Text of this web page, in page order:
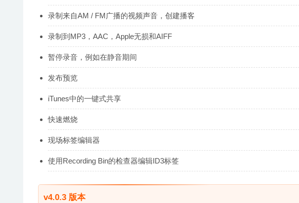
录制来自AM / FM广播的视频声音，创建播客
录制到MP3，AAC，Apple无损和AIFF
暂停录音，例如在静音期间
发布预览
iTunes中的一键式共享
快速燃烧
现场标签编辑器
使用Recording Bin的检查器编辑ID3标签
v4.0.3 版本